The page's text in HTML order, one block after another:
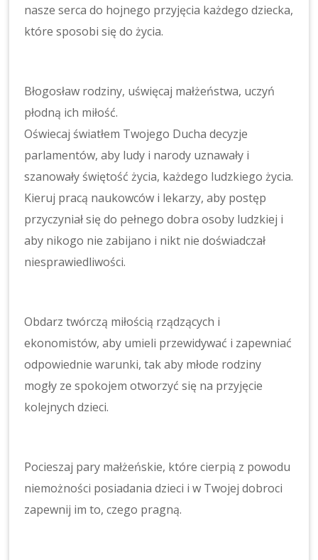
nasze serca do hojnego przyjęcia każdego dziecka,
które sposobi się do życia.
Błogosław rodziny, uświęcaj małżeństwa, uczyń
płodną ich miłość.
Oświecaj światłem Twojego Ducha decyzje
parlamentów, aby ludy i narody uznawały i
szanowały świętość życia, każdego ludzkiego życia.
Kieruj pracą naukowców i lekarzy, aby postęp
przyczyniał się do pełnego dobra osoby ludzkiej i
aby nikogo nie zabijano i nikt nie doświadczał
niesprawiedliwości.
Obdarz twórczą miłością rządzących i
ekonomistów, aby umieli przewidywać i zapewniać
odpowiednie warunki, tak aby młode rodziny
mogły ze spokojem otworzyć się na przyjęcie
kolejnych dzieci.
Pocieszaj pary małżeńskie, które cierpią z powodu
niemożności posiadania dzieci i w Twojej dobroci
zapewnij im to, czego pragną.